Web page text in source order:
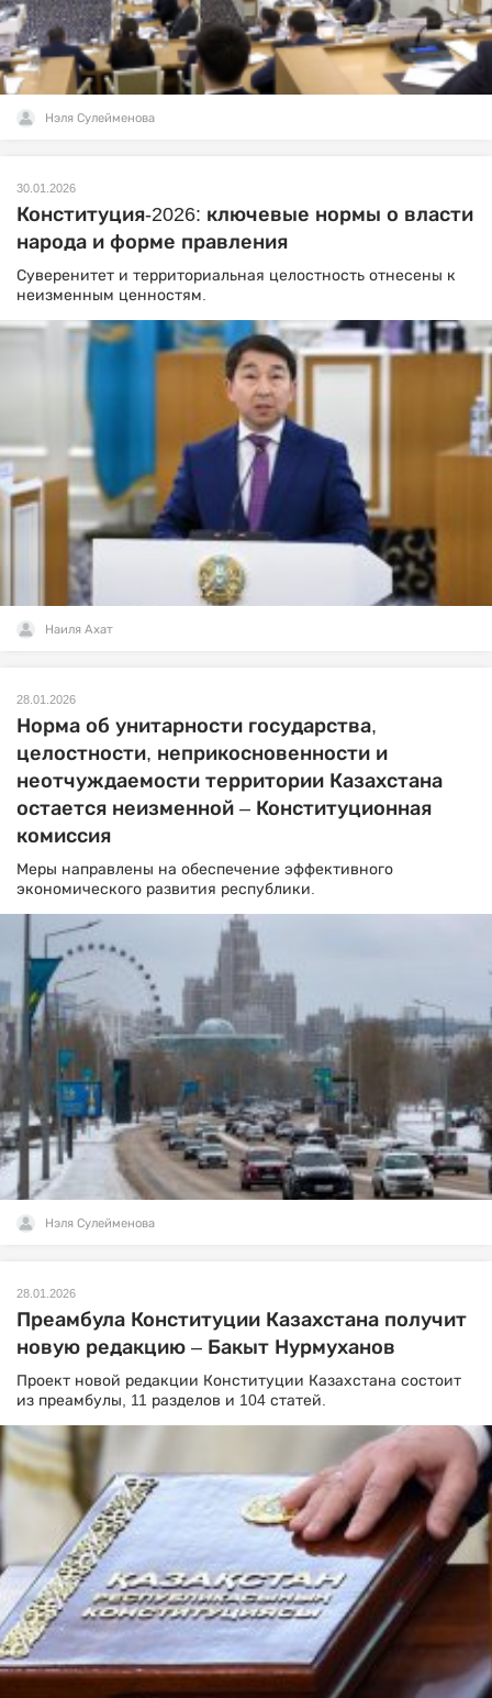
Нэля Сулейменова
30.01.2026
Конституция-2026: ключевые нормы о власти
народа и форме правления
Суверенитет и территориальная целостность отнесены к
неизменным ценностям.
Наиля Ахат
28.01.2026
Норма об унитарности государства,
целостности, неприкосновенности и
неотчуждаемости территории Казахстана
остается неизменной – Конституционная
комиссия
Меры направлены на обеспечение эффективного
экономического развития республики.
Нэля Сулейменова
28.01.2026
Преамбула Конституции Казахстана получит
новую редакцию – Бакыт Нурмуханов
Проект новой редакции Конституции Казахстана состоит
из преамбулы, 11 разделов и 104 статей.